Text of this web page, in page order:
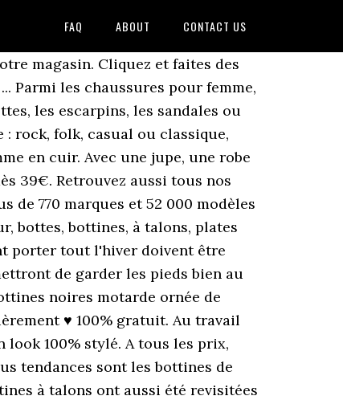
FAQ ABOUT CONTACT US
magasin. Cliquez et faites des
Parmi les chaussures pour femme,
les escarpins, les sandales ou
rock, folk, casual ou classique,
en cuir. Avec une jupe, une robe
39€. Retrouvez aussi tous nos
de 770 marques et 52 000 modèles
bottes, bottines, à talons, plates
porter tout l'hiver doivent être
de garder les pieds bien au
noires motarde ornée de
♥ 100% gratuit. Au travail
100% stylé. A tous les prix,
tendances sont les bottines de
à talons ont aussi été revisitées